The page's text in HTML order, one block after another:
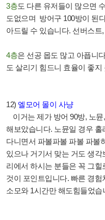
3층도 다른 유저들이 많으면
도없으며 방어구 100방이 된
아드릴 수 있습니다. 선버스트,
4층은 선공 몹도 많고 아픕니
도 살리기 힘드니 효율이 좋지
12) 엘모어 몰이 사냥
이거는 제가 방어 90방, 노뮨
해보았습니다. 노뮨일 경우 홀
다니면서 파볼파볼 파볼 파볼
있으나 거기서 맞는 거도 생
리에서 하시는 분들은 꼭 그
것이 포인트입니다. 빠른 경험
소모와1시간만 해도힘들었습